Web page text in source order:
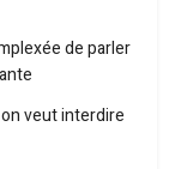
de parler
veut interdire